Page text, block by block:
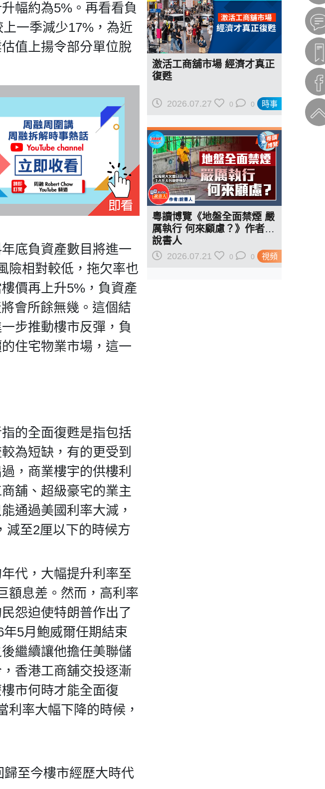
幅約為5%。再看看負
一季減少17%，為近
值上揚令部分單位脫
底負資產數目將進一
險相對較低，拖欠率也
價再上升5%，負資產
會所餘無幾。這個結
步推動樓市反彈，負
住宅物業市場，這一
的全面復甦是指包括
為短缺，有的更受到
，商業樓宇的供樓利
舖、超級豪宅的業主
通過美國利率大減，
減至2厘以下的時候方
代，大幅提升利率至
額息差。然而，高利率
怨迫使特朗普作出了
5月鮑威爾任期結束
繼續讓他擔任美聯儲
香港工商舖交投逐漸
市何時才能全面復
率大幅下降的時候，
歸至今樓市經歷大時代
時事
激活工商舖市場 經濟才真正
復甦
2026.07.27 0 0
視頻
粵讀博覽《地盤全面禁煙 嚴
厲執行 何來顧慮？》作者︰
說書人
2026.07.21 0 0